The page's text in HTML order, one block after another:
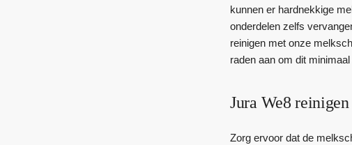
kunnen er hardnekkige
onderdelen zelfs
reinigen met onze
raden aan om dit
Jura We8 reinigen
Zorg ervoor dat de